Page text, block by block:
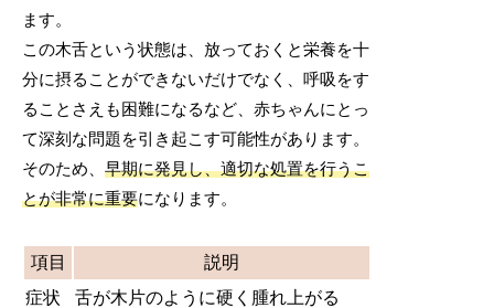
ます。
この木舌という状態は、放っておくと栄養を十
分に摂ることができないだけでなく、呼吸をす
ることさえも困難になるなど、赤ちゃんにとっ
て深刻な問題を引き起こす可能性があります。
そのため、早期に発見し、適切な処置を行うこ
とが非常に重要になります。
項目
説明
症状
舌が木片のように硬く腫れ上がる